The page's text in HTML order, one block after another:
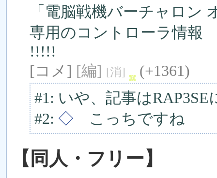
「電脳戦機バーチャロン
専用のコントローラ情報
!!!!!
[コメ] [編] [消]
(+1361)
#1: いや、記事は
#2: ◇ こっちですね
【同人・フリー】